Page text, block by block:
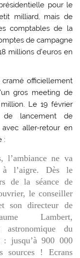
pour le
milliard, mais de
comptables de la
de campagne
millions d’euros en
officiellement
gros meeting de
Le 19 février
de lancement de
aller-retour en
:
l’ambiance ne va
l’aigre. Dès le
de la séance de
le conseiller
son directeur de
Lambert,
du
jusqu’à 900 000
sources ! Ecrans